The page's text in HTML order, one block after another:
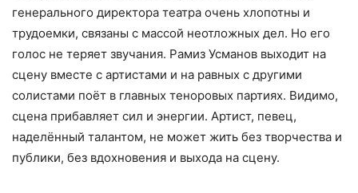
генерального директора театра очень хлопотны и
трудоемки, связаны с массой неотложных дел. Но его
голос не теряет звучания. Рамиз Усманов выходит на
сцену вместе с артистами и на равных с другими
солистами поёт в главных теноровых партиях. Видимо,
сцена прибавляет сил и энергии. Артист, певец,
наделённый талантом, не может жить без творчества и
публики, без вдохновения и выхода на сцену.